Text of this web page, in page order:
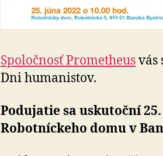
Spoločnosť Prometheusvás
Dni humanistov.
Podujatie sa uskutoční
Robotníckeho domu v